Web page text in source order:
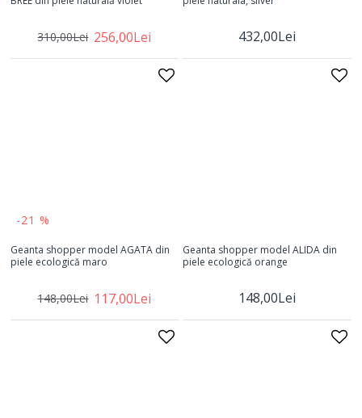
256,00Lei
310,00Lei 432,00Lei
-21 %
Geanta shopper model AGATA din
piele ecologică maro
117,00Lei
148,00Lei
Geanta shopper model ALIDA din
piele ecologică orange
148,00Lei